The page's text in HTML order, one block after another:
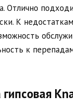
Отлично
К
к